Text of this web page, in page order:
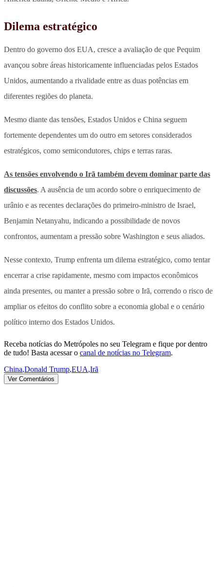
Dilema estratégico
Dentro do governo dos EUA, cresce a avaliação de que Pequim
avançou sobre áreas historicamente influenciadas pelos Estados
Unidos, aumentando a rivalidade entre as duas potências em
diferentes regiões do planeta.
Mesmo diante das tensões, Estados Unidos e China seguem
fortemente dependentes um do outro em setores considerados
estratégicos, como semicondutores, chips e terras raras.
As tensões envolvendo o Irã também devem dominar parte das
discussões. A ausência de um acordo sobre o enriquecimento de
urânio e as recentes declarações do primeiro-ministro de Israel,
Benjamin Netanyahu, indicando a possibilidade de novos
confrontos, aumentam a pressão sobre Washington e seus aliados.
Nesse contexto, Trump enfrenta um dilema estratégico, como tentar
encerrar a crise rapidamente, mesmo com impactos econômicos
ainda presentes, ou manter a pressão sobre o Irã, correndo o risco de
ampliar os efeitos do conflito sobre a economia global e o cenário
político interno dos Estados Unidos.
Receba notícias do Metrópoles no seu Telegram e fique por dentro
de tudo! Basta acessar o canal de notícias no Telegram.
China,Donald Trump,EUA,Irã
Ver Comentários